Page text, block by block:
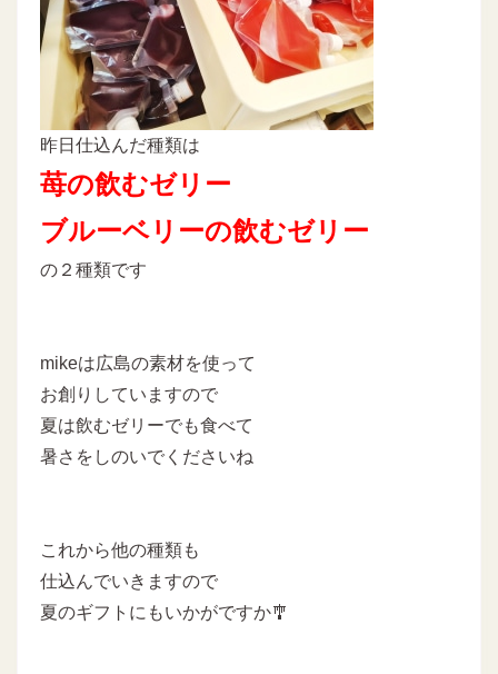
昨日仕込んだ種類は
苺の飲むゼリー
ブルーベリーの飲むゼリー
の２種類です
mikeは広島の素材を使って
お創りしていますので
夏は飲むゼリーでも食べて
暑さをしのいでくださいね
これから他の種類も
仕込んでいきますので
夏のギフトにもいかがですか🎐